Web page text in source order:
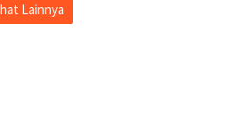
Lainnya